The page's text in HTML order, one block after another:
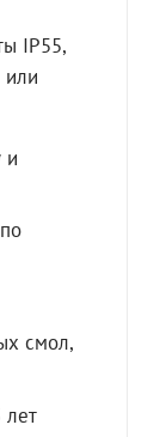
IP55,
и
смол,